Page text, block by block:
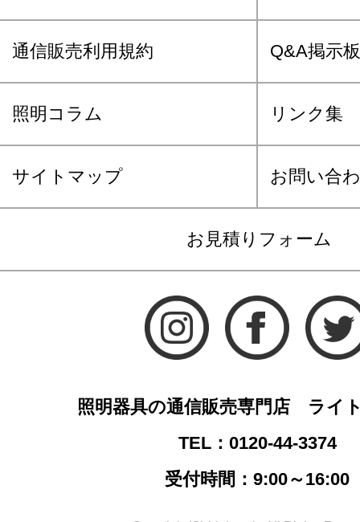
通信販売利用規約 Q&A掲示板
照明コラム リンク集
サイトマップ お問い合
お見積りフォーム
照明器具の通信販売専門店 ライ
TEL：0120-44-3374
受付時間：9:00～16:00